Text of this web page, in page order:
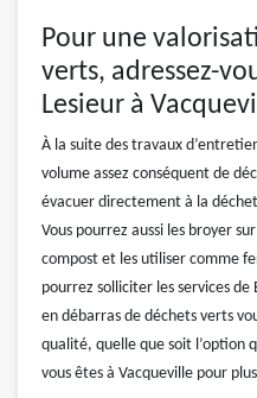
Pour une
verts, adressez-
Lesieur à
À la suite des travaux
volume assez conséquent de
évacuer directement à la
Vous pourrez aussi les broyer
compost et les utiliser comme
pourrez solliciter les services de
en débarras de déchets verts
qualité, quelle que soit l’option
vous êtes à Vacqueville pour